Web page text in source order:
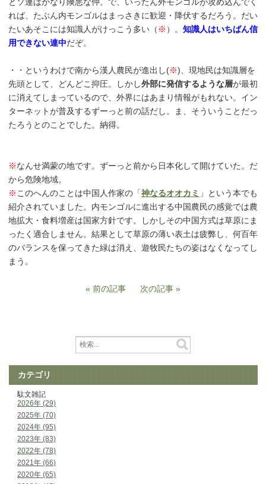
とソ連はかなり険悪な仲。で、いったん外モンゴルが攻め込んでく
れば、たぶん内モンゴルはまっさきに歓迎・降伏するだろう。だい
たいあそこには知識人がけっこう多い（ ※ ）。 知識人はいちばん信
用できない連中だぞ。
・・というわけで南から漢人農民が進出し(※)、現地民は知識層を
先頭として、どんどこ抑圧。しかし外部に発信するような層が最初
に消えてしまっているので、外界にはあまり情報がもれない。イン
ターネットが普及するずーっと前の話だし。ま、そういうことだっ
たろうとのことでした。納得。
※なんせ満蒙の地です。ずーっと前から日本化して開けていた。だ
から危険地域。
※ このへんのことは中国人作家の「神なるオオカミ 」という本でも
紹介されていました。内モンゴルに進出する中国農民の感覚では農
地拡大・食料増産は国家方針です。しかしその中国方式は草原にま
ったく適合しません。結果として草原の薄い表土は疲弊し、何百年
のバランスを保ってきた緑は消え、遊牧民たちの姿はなくなってし
まう。
前の記事 次の記事
カテゴリ
駄文雑記
2026年 (29)
2025年 (70)
2024年 (95)
2023年 (83)
2022年 (78)
2021年 (66)
2020年 (65)